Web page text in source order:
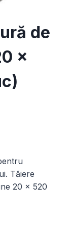
de
x
Tăiere
20 x 520